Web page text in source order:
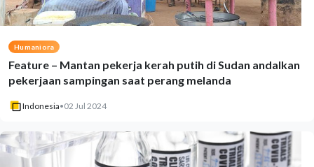
Humaniora
Feature – Mantan pekerja kerah putih di Sudan andalkan
pekerjaan sampingan saat perang melanda
Indonesia•02 Jul 2024